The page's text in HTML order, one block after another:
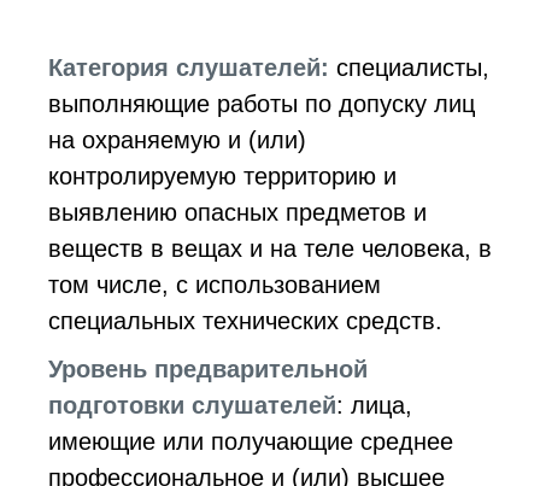
Категория слушателей: специалисты,
выполняющие работы по допуску лиц
на охраняемую и (или)
контролируемую территорию и
выявлению опасных предметов и
веществ в вещах и на теле человека, в
том числе, с использованием
специальных технических средств.
Уровень предварительной
подготовки слушателей: лица,
имеющие или получающие среднее
профессиональное и (или) высшее